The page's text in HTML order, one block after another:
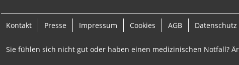
Kontakt Presse Impressum Cookies AGB Datenschutz
Sie fühlen sich nicht gut oder haben einen medizinischen Notfall?